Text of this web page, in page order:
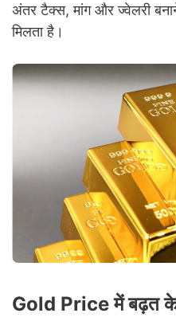
अंतर टैक्स, मांग और ज्वेलरी
मिलता है।
Gold Price में बढ़त